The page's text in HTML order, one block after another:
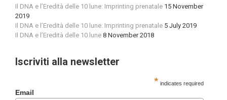
Il DNA e l’Eredità delle 10 lune: Imprinting prenatale 15 November
2019
Il DNA e l’Eredità delle 10 lune: Imprinting prenatale 5 July 2019
Il DNA e l’Eredità delle 10 lune 8 November 2018
Iscriviti alla newsletter
* indicates required
Email